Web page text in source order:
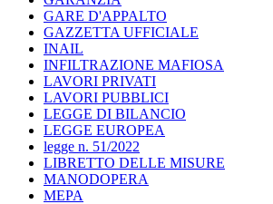
GARE D'APPALTO
GAZZETTA UFFICIALE
INAIL
INFILTRAZIONE MAFIOSA
LAVORI PRIVATI
LAVORI PUBBLICI
LEGGE DI BILANCIO
LEGGE EUROPEA
legge n. 51/2022
LIBRETTO DELLE MISURE
MANODOPERA
MEPA